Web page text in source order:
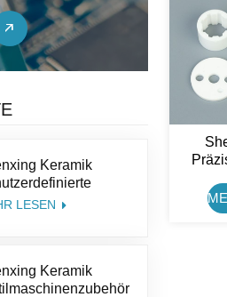
Keramik
Struktur Salz Kit
LESEN
Keramik